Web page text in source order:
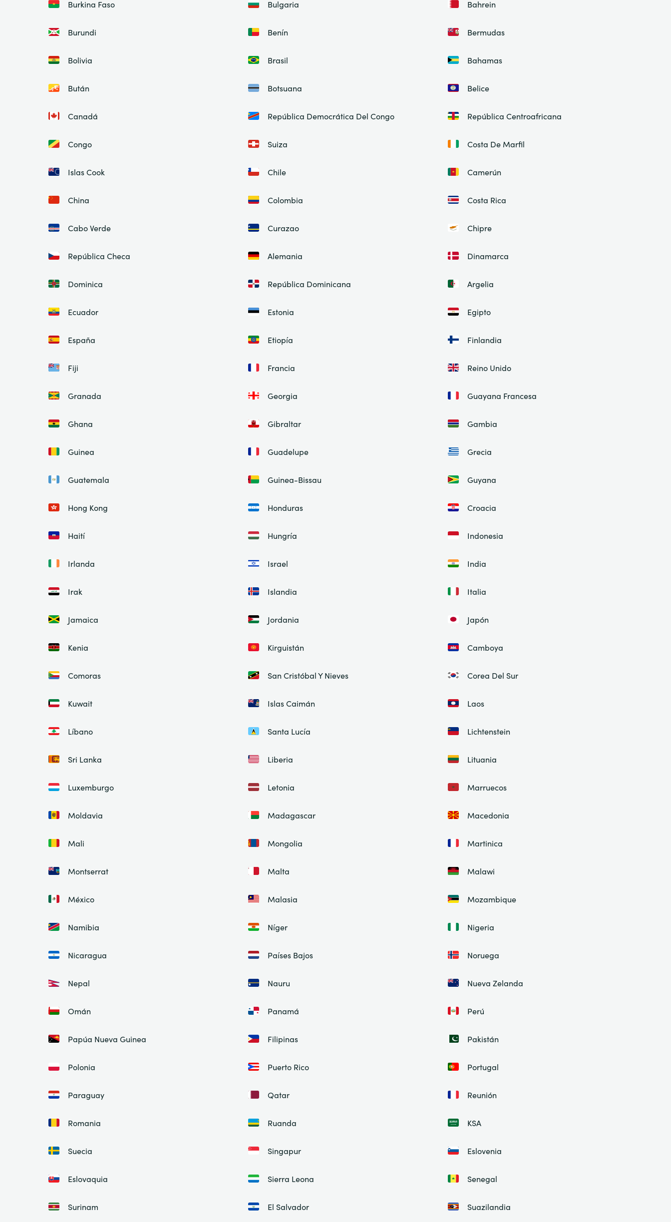
Burkina Faso Bulgaria Bahrein
Burundi Benín Bermudas
Bolivia Brasil Bahamas
Bután Botsuana Belice
Canadá República Democrática Del Congo República Centroafricana
Congo Suiza Costa De Marfil
Islas Cook Chile Camerún
China Colombia Costa Rica
Cabo Verde Curazao Chipre
República Checa Alemania Dinamarca
Dominica República Dominicana Argelia
Ecuador Estonia Egipto
España Etiopía Finlandia
Fiji Francia Reino Unido
Granada Georgia Guayana Francesa
Ghana Gibraltar Gambia
Guinea Guadelupe Grecia
Guatemala Guinea-Bissau Guyana
Hong Kong Honduras Croacia
Haití Hungría Indonesia
Irlanda Israel India
Irak Islandia Italia
Jamaica Jordania Japón
Kenia Kirguistán Camboya
Comoras San Cristóbal Y Nieves Corea Del Sur
Kuwait Islas Caimán Laos
Líbano Santa Lucía Lichtenstein
Sri Lanka Liberia Lituania
Luxemburgo Letonia Marruecos
Moldavia Madagascar Macedonia
Mali Mongolia Martinica
Montserrat Malta Malawi
México Malasia Mozambique
Namibia Níger Nigeria
Nicaragua Países Bajos Noruega
Nepal Nauru Nueva Zelanda
Omán Panamá Perú
Papúa Nueva Guinea Filipinas Pakistán
Polonia Puerto Rico Portugal
Paraguay Qatar Reunión
Romania Ruanda KSA
Suecia Singapur Eslovenia
Eslovaquia Sierra Leona Senegal
Surinam El Salvador Suazilandia